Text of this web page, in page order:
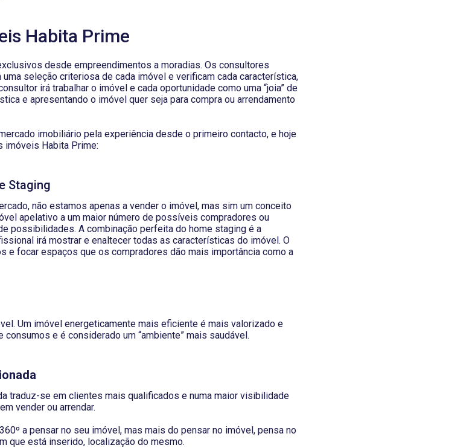
Habita Prime
desde empreendimentos a moradias. Os consultores
seleção criteriosa de cada imóvel e verificam cada característica,
irá trabalhar o imóvel e cada oportunidade como uma “joia” de
e apresentando o imóvel quer seja para compra ou arrendamento
imobiliário pela experiência desde o primeiro contacto, e hoje
imóveis Habita Prime:
Staging
não estamos apenas a vender o imóvel, mas sim um conceito
apelativo a um maior número de possíveis compradores ou
possibilidades. A combinação perfeita do home staging é a
irá mostrar e enaltecer todas as características do imóvel. O
e focar espaços que os compradores dão mais importância como a
Um imóvel energeticamente mais eficiente é mais valorizado e
e é considerado um “ambiente” mais saudável.
traduz-se em clientes mais qualificados e numa maior visibilidade
vender ou arrendar.
a pensar no seu imóvel, mas mais do pensar no imóvel, pensa no
que está inserido, localização do mesmo.